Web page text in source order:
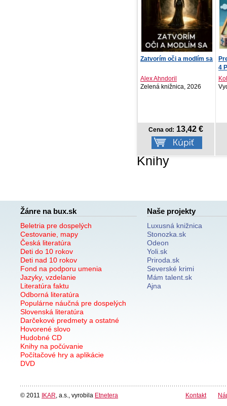
Precvičovanie počítania
Kolektív autorov
Vydavateľstvo T..., 2026
Cena od: 4,28 €
Knihy
Žánre na bux.sk
Beletria pre dospelých
Cestovanie, mapy
Česká literatúra
Deti do 10 rokov
Deti nad 10 rokov
Fond na podporu umenia
Jazyky, vzdelanie
Literatúra faktu
Odborná literatúra
Populárne náučná pre dospelých
Slovenská literatúra
Darčekové predmety a ostatné
Hovorené slovo
Hudobné CD
Knihy na počúvanie
Počítačové hry a aplikácie
DVD
Naše projekty
Luxusná knižnica
Stonozka.sk
Odeon
Yoli.sk
Priroda.sk
Severské krimi
Mám talent.sk
Ajna
© 2011 IKAR , a.s., vyrobila Etnetera Kontakt